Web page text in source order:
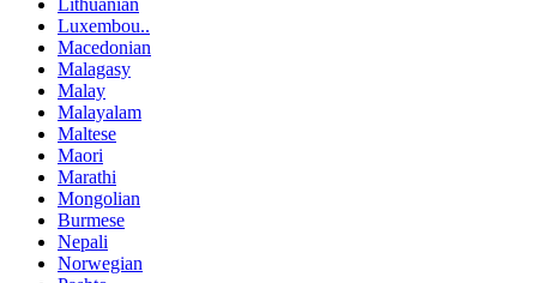
Lithuanian
Luxembou..
Macedonian
Malagasy
Malay
Malayalam
Maltese
Maori
Marathi
Mongolian
Burmese
Nepali
Norwegian